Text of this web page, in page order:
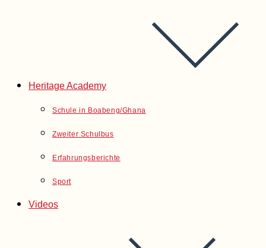
Heritage Academy
Schule in Boabeng/Ghana
Zweiter Schulbus
Erfahrungsberichte
Sport
Videos